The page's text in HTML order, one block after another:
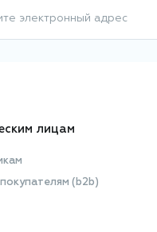
электронный адрес
лицам
(b2b)